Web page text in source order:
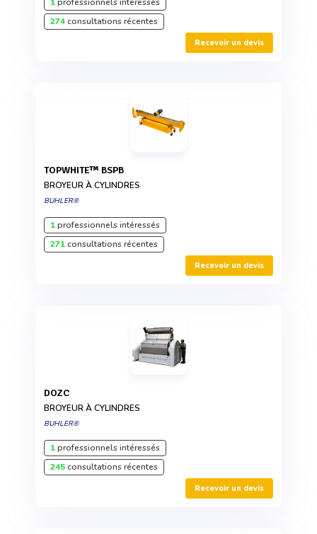
274consultations récentes
Recevoir un devis
TOPWHITE™ BSPB
BROYEUR À CYLINDRES
BUHLER®
1professionnels intéressés
271consultations récentes
Recevoir un devis
DOZC
BROYEUR À CYLINDRES
BUHLER®
1professionnels intéressés
245consultations récentes
Recevoir un devis